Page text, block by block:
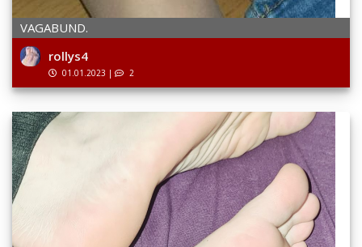
VAGABUND.
rollys4
01.01.2023 | 2